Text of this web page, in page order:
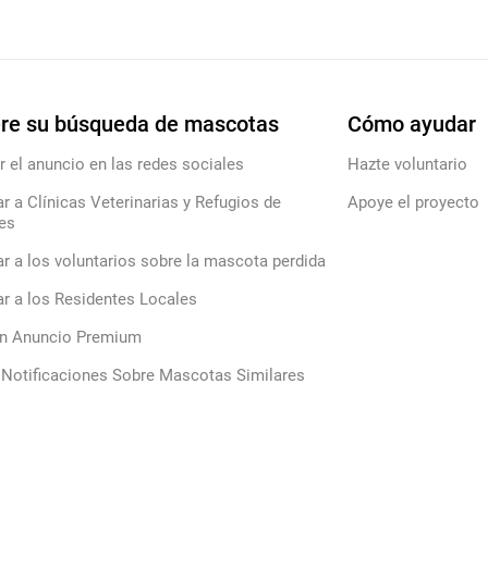
su búsqueda de mascotas
el anuncio en las redes sociales
a Clínicas Veterinarias y Refugios de
a los voluntarios sobre la mascota perdida
a los Residentes Locales
Anuncio Premium
Sobre Mascotas Similares
Cómo ayudar
Hazte voluntario
Apoye el proyecto